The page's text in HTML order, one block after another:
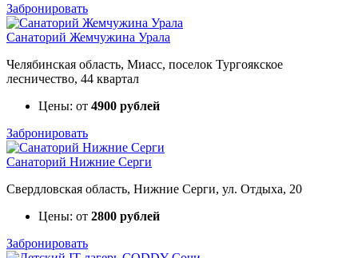
Забронировать
Санаторий Жемчужина Урала
Челябинская область, Миасс, поселок Тургоякское
лесничество, 44 квартал
Цены: от 4900 рублей
Забронировать
Санаторий Нижние Серги
Свердловская область, Нижние Серги, ул. Отдыха, 20
Цены: от 2800 рублей
Забронировать